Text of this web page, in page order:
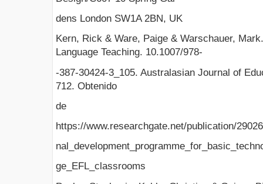
dens London SW1A 2BN, UK
Kern, Rick & Ware, Paige & Warschauer,
Language Teaching. 10.1007/978-
-387-30424-3_105. Australasian Journal of
712. Obtenido
de
https://www.researchgate.net/publication/
ge_EFL_classrooms